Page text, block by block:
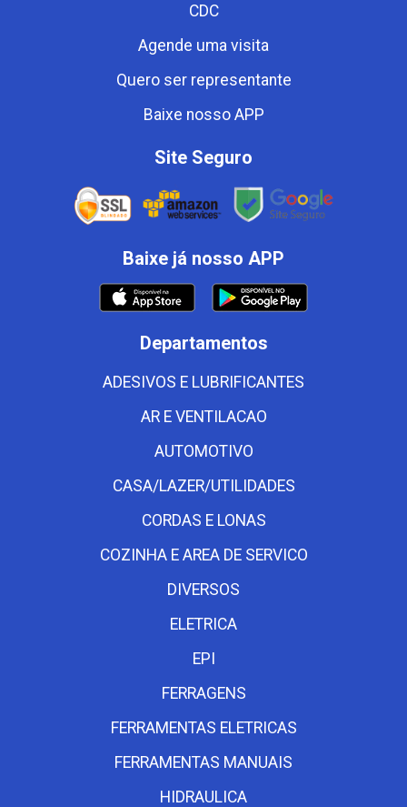
CDC
Agende uma visita
Quero ser representante
Baixe nosso APP
Site Seguro
Baixe já nosso APP
Departamentos
ADESIVOS E LUBRIFICANTES
AR E VENTILACAO
AUTOMOTIVO
CASA/LAZER/UTILIDADES
CORDAS E LONAS
COZINHA E AREA DE SERVICO
DIVERSOS
ELETRICA
EPI
FERRAGENS
FERRAMENTAS ELETRICAS
FERRAMENTAS MANUAIS
HIDRAULICA